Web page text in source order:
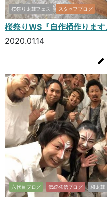
桜祭り太鼓フェス スタッフブログ
桜祭りWS『自作桶作ります
2020.01.14
六代目ブログ 伝統発信ブログ 和太鼓